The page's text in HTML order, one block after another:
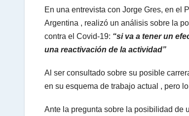
t
En una entrevista con Jorge Gres, en el
Argentina , realizó un análisis sobre la
contra el Covid-19: “si va a tener un
una reactivación de la actividad”
Al ser consultado sobre su posible
en su esquema de trabajo actual , pero
Ante la pregunta sobre la posibilidad de